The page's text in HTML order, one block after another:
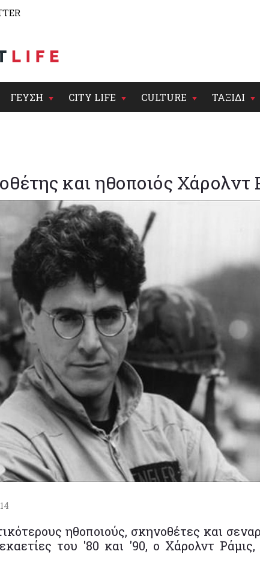
ΓΕΥΣΗ CITY LIFE CULTURE ΤΑΞΙΔΙ
και ηθοποιός Χάρολντ
ηθοποιούς, σκηνοθέτες και
του '80 και '90, ο Χάρολντ